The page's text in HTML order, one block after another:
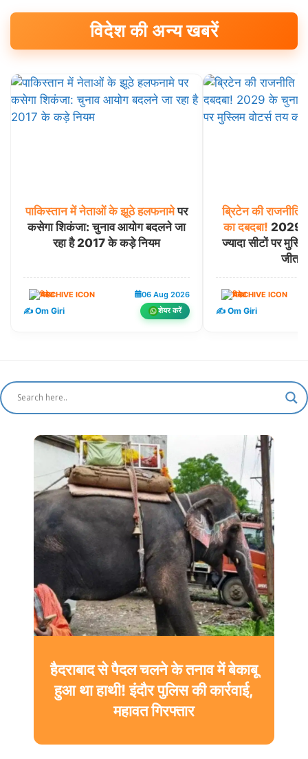
विदेश की अन्य खबरें
पाकिस्तान में नेताओं के झूठे हलफनामेपर
कसेगा शिकंजा: चुनाव आयोग बदलने जा
रहा है 2017 के कड़े नियम
विदेश 06 Aug 2026
✍️ Om Giri शेयर करें
ब्रिटेन की राजनीति
का दबदबा! 2029
ज्यादा सीटों पर
जीत-
विदेश
✍️ Om Giri
हैदराबाद से पैदल चलने के तनाव में बेकाबू
हुआ था हाथी! इंदौर पुलिस की कार्रवाई,
महावत गिरफ्तार